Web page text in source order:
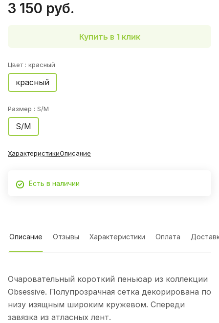
3 150 руб.
Купить в 1 клик
Цвет : красный
красный
Размер : S/M
S/M
ХарактеристикиОписание
Есть в наличии
Описание Отзывы Характеристики Оплата
Очаровательный короткий пеньюар из коллекции
Obsessive. Полупрозрачная сетка декорирована по
низу изящным широким кружевом. Спереди
завязка из атласных лент.